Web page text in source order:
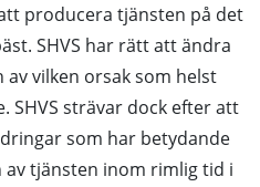
producera tjänsten på det
SHVS har rätt att ändra
vilken orsak som helst
SHVS strävar dock efter att
som har betydande
tjänsten inom rimlig tid i